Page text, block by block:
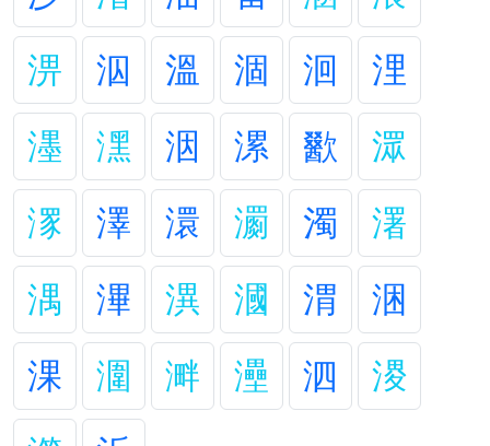
淠
泅 溫 涸 洄
浬
濹
潶 洇 漯 歠
潀
潈
澤 澴 瀱 濁
濖
湡
滭 潩 漍 渭
涃
淉
潿 溿 灅 泗
溭